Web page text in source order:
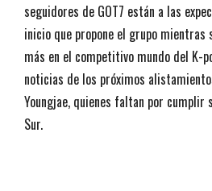
seguidores de GOT7 están a las
inicio que propone el grupo mientras
más en el competitivo mundo del K-
noticias de los próximos
Youngjae, quienes faltan por cumplir
Sur.